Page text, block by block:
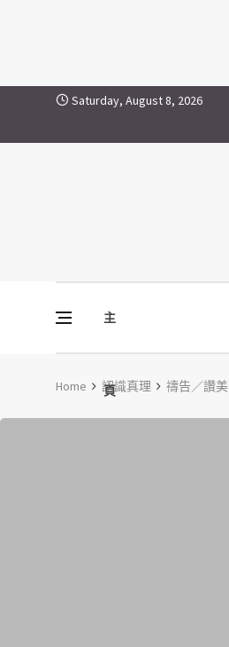
Skip to contentSaturday, August 8, 2026
主
頁
Vine Media
葡萄樹傳媒
Home 認識真理 禱告／讚美